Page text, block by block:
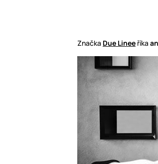
Značka Due Linee říka